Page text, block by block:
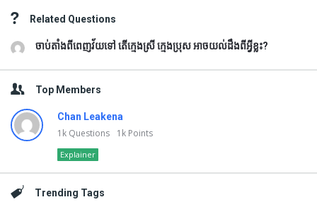
Related Questions
ចាប់តាំងពីពេញវ័យទៅ តើក្មេងស្រី ក្មេងប្រុស អាចយល់ដឹងពីអ្វីខ្លះ?
Top Members
Chan Leakena
1k Questions 1k Points
Explainer
Trending Tags